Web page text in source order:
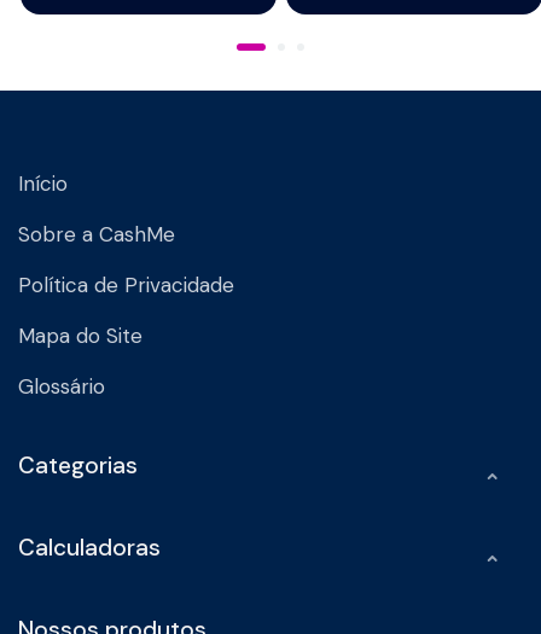
Início
Sobre a CashMe
Política de Privacidade
Mapa do Site
Glossário
Categorias
Calculadoras